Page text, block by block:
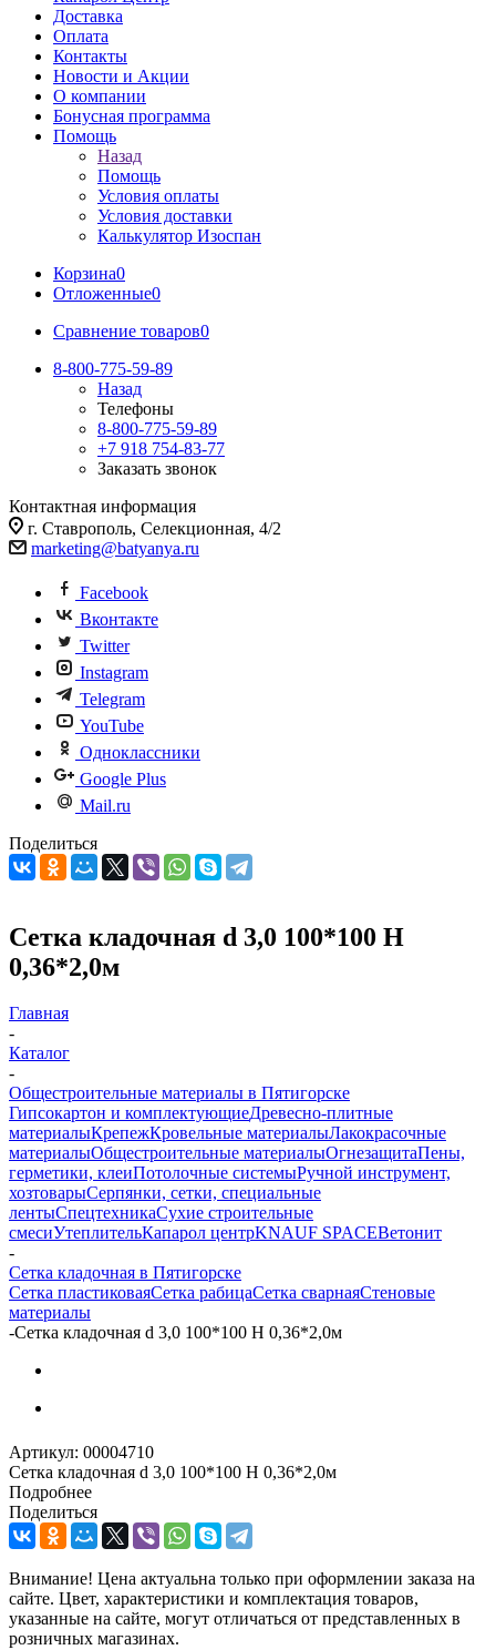
Доставка
Оплата
Контакты
Новости и Акции
О компании
Бонусная программа
Помощь
Назад
Помощь
Условия оплаты
Условия доставки
Калькулятор Изоспан
Корзина0
Отложенные0
Сравнение товаров0
8-800-775-59-89
Назад
Телефоны
8-800-775-59-89
+7 918 754-83-77
Заказать звонок
Контактная информация
г. Ставрополь, Селекционная, 4/2
marketing@batyanya.ru
Facebook
Вконтакте
Twitter
Instagram
Telegram
YouTube
Одноклассники
Google Plus
Mail.ru
Поделиться
Сетка кладочная d 3,0 100*100 H
0,36*2,0м
Главная
-
Каталог
-
Общестроительные материалы в Пятигорске
Гипсокартон и комплектующиеДревесно-плитные
материалыКрепежКровельные материалыЛакокрасочные
материалыОбщестроительные материалыОгнезащитаПены,
герметики, клеиПотолочные системыРучной инструмент,
хозтоварыСерпянки, сетки, специальные
лентыСпецтехникаСухие строительные
смесиУтеплительКапарол центрKNAUF SPACEВетонит
-
Сетка кладочная в Пятигорске
Сетка пластиковаяСетка рабицаСетка сварнаяСтеновые
материалы
-Сетка кладочная d 3,0 100*100 H 0,36*2,0м
Артикул: 00004710
Сетка кладочная d 3,0 100*100 H 0,36*2,0м
Подробнее
Поделиться
Внимание! Цена актуальна только при оформлении заказа на
сайте. Цвет, характеристики и комплектация товаров,
указанные на сайте, могут отличаться от представленных в
розничных магазинах.